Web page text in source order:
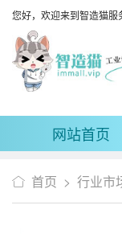
您好，欢迎来到智造猫服
网站首页
首页 > 行业市